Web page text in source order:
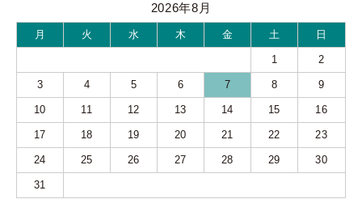
2026年8月
月 火 水 木 金 土 日
1 2
3 4 5 6 7 8 9
10 11 12 13 14 15 16
17 18 19 20 21 22 23
24 25 26 27 28 29 30
31